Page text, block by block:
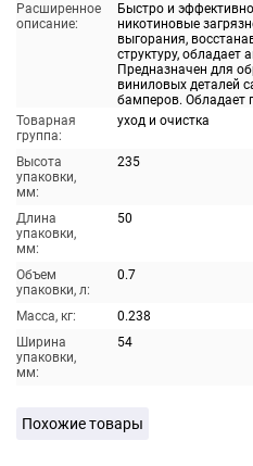
Расширенное
описание:
Быстро и
никотиновые
выгорания,
структуру, обладает
Предназначен для
виниловых деталей
бамперов. Обладает
Товарная
группа:
уход и очистка
Высота
упаковки,
мм:
235
Длина
упаковки,
мм:
50
Объем
упаковки, л:
0.7
Масса, кг:
0.238
Ширина
упаковки,
мм:
54
Похожие товары